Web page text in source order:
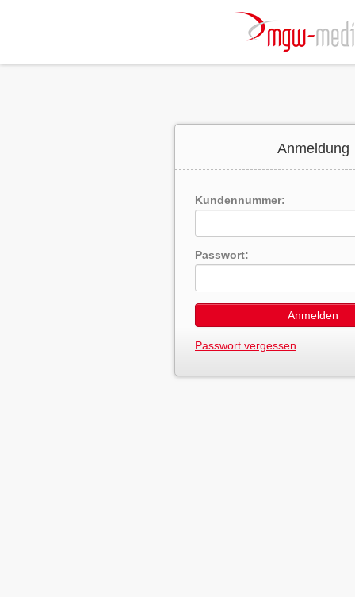
Anmeldung
Kundennummer:
Passwort:
Anmelden
Passwort vergessen